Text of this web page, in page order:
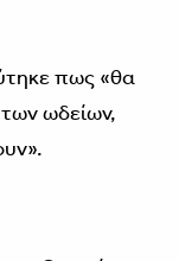
πως «θα
ωδείων,